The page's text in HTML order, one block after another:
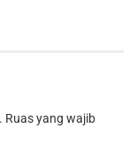
Ruas yang wajib